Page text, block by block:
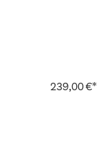
239,00 €*